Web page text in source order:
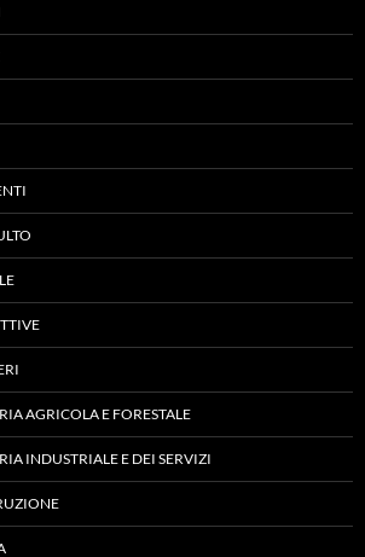
AGRICOLA E FORESTALE
INDUSTRIALE E DEI SERVIZI